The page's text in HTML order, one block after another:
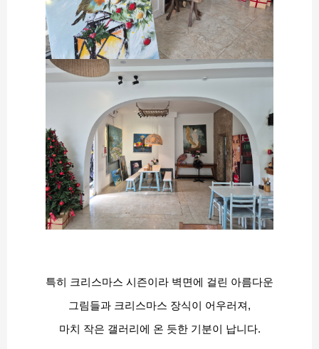
특히 크리스마스 시즌이라 벽면에 걸린 아름다운
그림들과 크리스마스 장식이 어우러져,
마치 작은 갤러리에 온 듯한 기분이 납니다.